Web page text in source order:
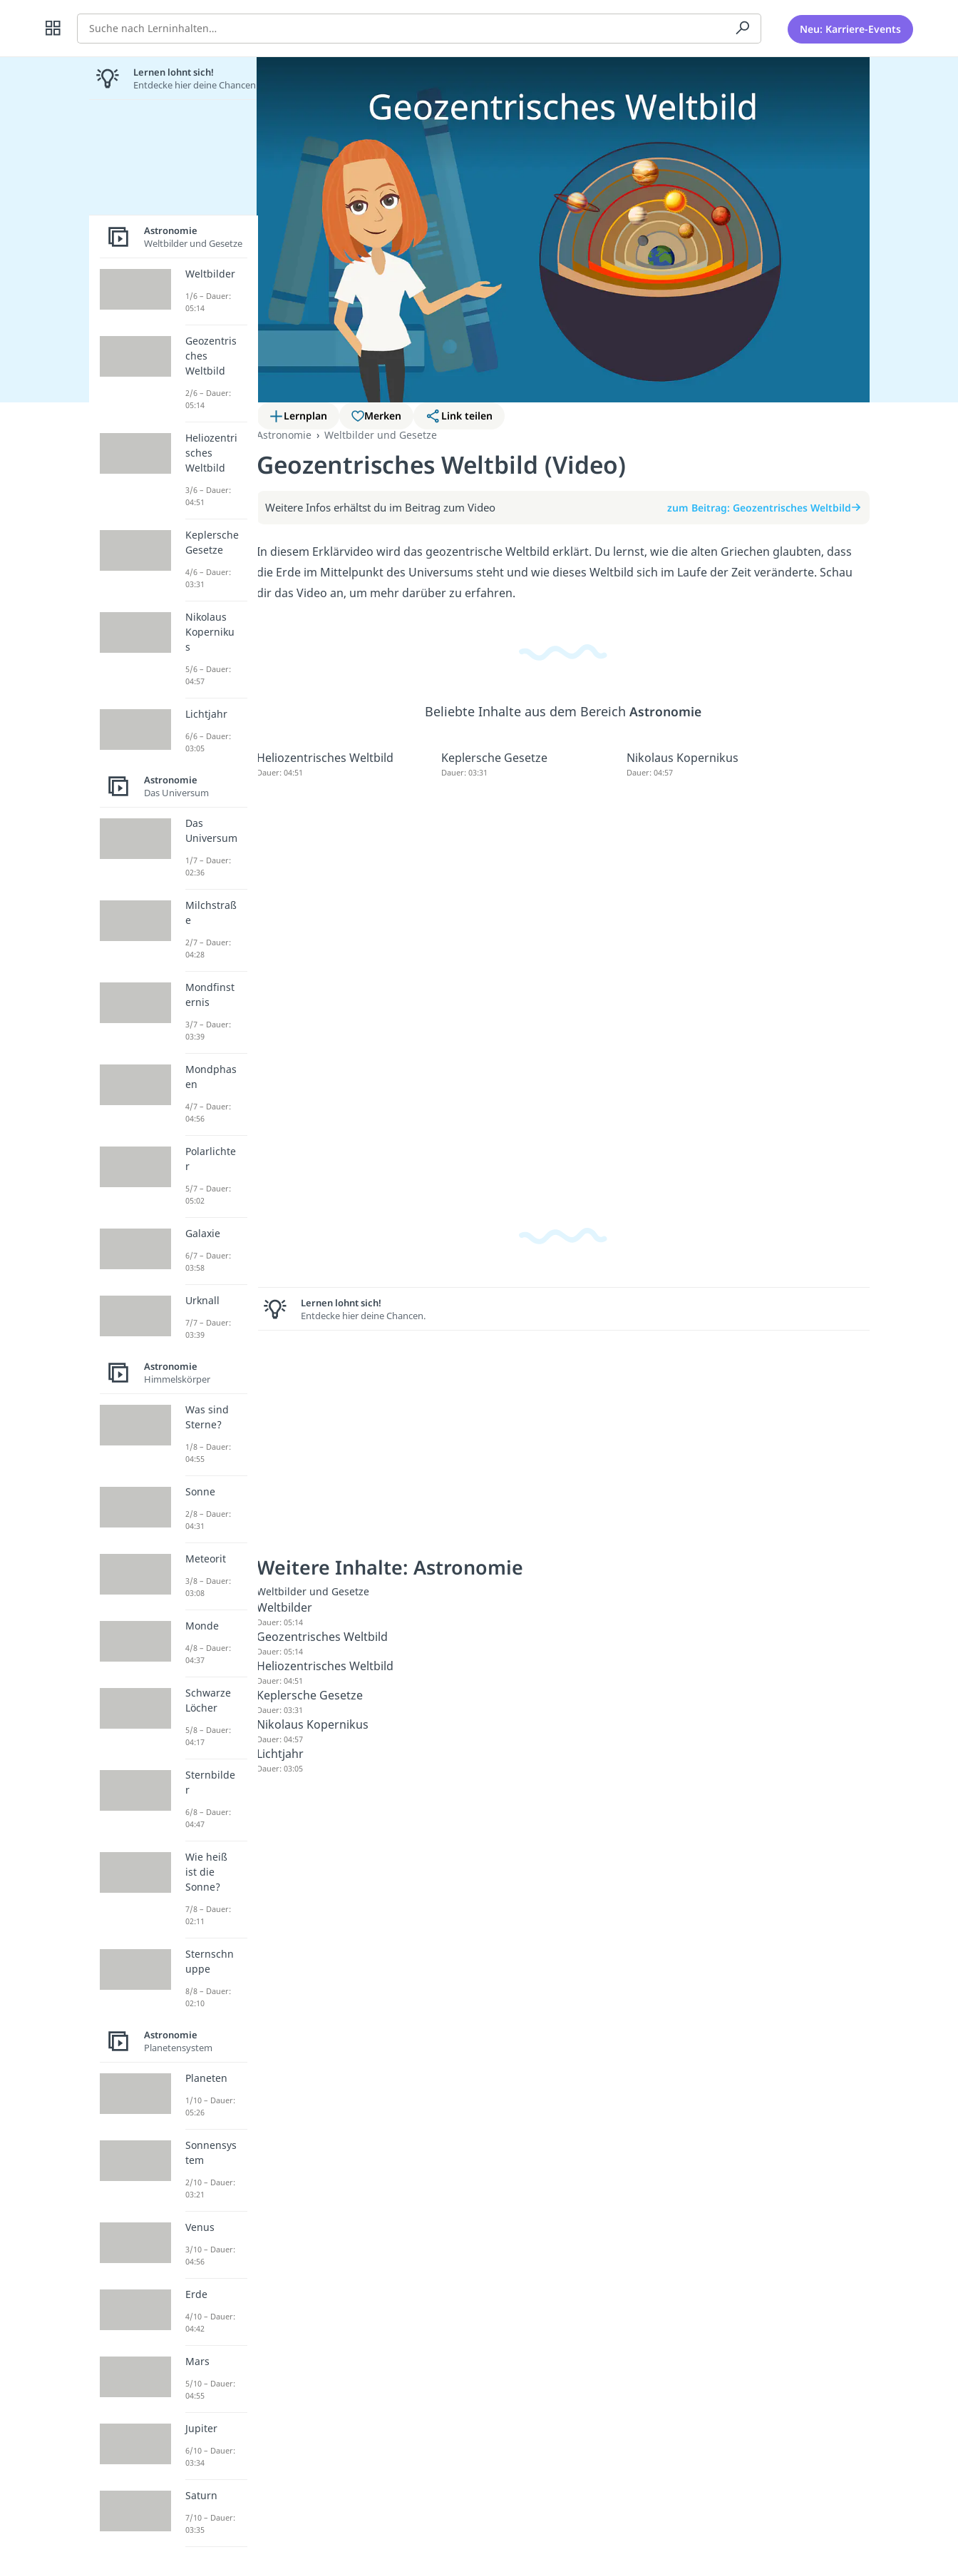
Suche Neu: Karriere-Events
Lernplan Merken
Link teilen
Astronomie
Weltbilder und Gesetze
Geozentrisches Weltbild (Video)
Weitere Infos erhältst du im Beitrag zum Video zum Beitrag: Geozentrisches Weltbild
In diesem Erklärvideo wird das geozentrische Weltbild erklärt. Du lernst, wie die alten Griechen glaubten, dass
die Erde im Mittelpunkt des Universums steht und wie dieses Weltbild sich im Laufe der Zeit veränderte. Schau
dir das Video an, um mehr darüber zu erfahren.
Beliebte Inhalte aus dem Bereich Astronomie
Heliozentrisches Weltbild
Dauer: 04:51
Keplersche Gesetze
Dauer: 03:31
Nikolaus Kopernikus
Dauer: 04:57
Lernen lohnt sich!
Entdecke hier deine Chancen.
Weitere Inhalte: Astronomie
Weltbilder und Gesetze
Weltbilder
Dauer: 05:14
Geozentrisches Weltbild
Dauer: 05:14
Heliozentrisches Weltbild
Dauer: 04:51
Keplersche Gesetze
Dauer: 03:31
Nikolaus Kopernikus
Dauer: 04:57
Lichtjahr
Dauer: 03:05
Lernen lohnt sich!
Entdecke hier deine Chancen.
Astronomie
Weltbilder und Gesetze
Weltbilder
1/6 – Dauer:
05:14
Geozentris
ches
Weltbild
2/6 – Dauer:
05:14
Heliozentri
sches
Weltbild
3/6 – Dauer:
04:51
Keplersche
Gesetze
4/6 – Dauer:
03:31
Nikolaus
Koperniku
s
5/6 – Dauer:
04:57
Lichtjahr
6/6 – Dauer:
03:05
Astronomie
Das Universum
Das
Universum
1/7 – Dauer:
02:36
Milchstraß
e
2/7 – Dauer:
04:28
Mondfinst
ernis
3/7 – Dauer:
03:39
Mondphas
en
4/7 – Dauer:
04:56
Polarlichte
r
5/7 – Dauer:
05:02
Galaxie
6/7 – Dauer:
03:58
Urknall
7/7 – Dauer:
03:39
Astronomie
Himmelskörper
Was sind
Sterne?
1/8 – Dauer:
04:55
Sonne
2/8 – Dauer:
04:31
Meteorit
3/8 – Dauer:
03:08
Monde
4/8 – Dauer:
04:37
Schwarze
Löcher
5/8 – Dauer:
04:17
Sternbilde
r
6/8 – Dauer:
04:47
Wie heiß
ist die
Sonne?
7/8 – Dauer:
02:11
Sternschn
uppe
8/8 – Dauer:
02:10
Astronomie
Planetensystem
Planeten
1/10 – Dauer:
05:26
Sonnensys
tem
2/10 – Dauer:
03:21
Venus
3/10 – Dauer:
04:56
Erde
4/10 – Dauer:
04:42
Mars
5/10 – Dauer:
04:55
Jupiter
6/10 – Dauer:
03:34
Saturn
7/10 – Dauer:
03:35